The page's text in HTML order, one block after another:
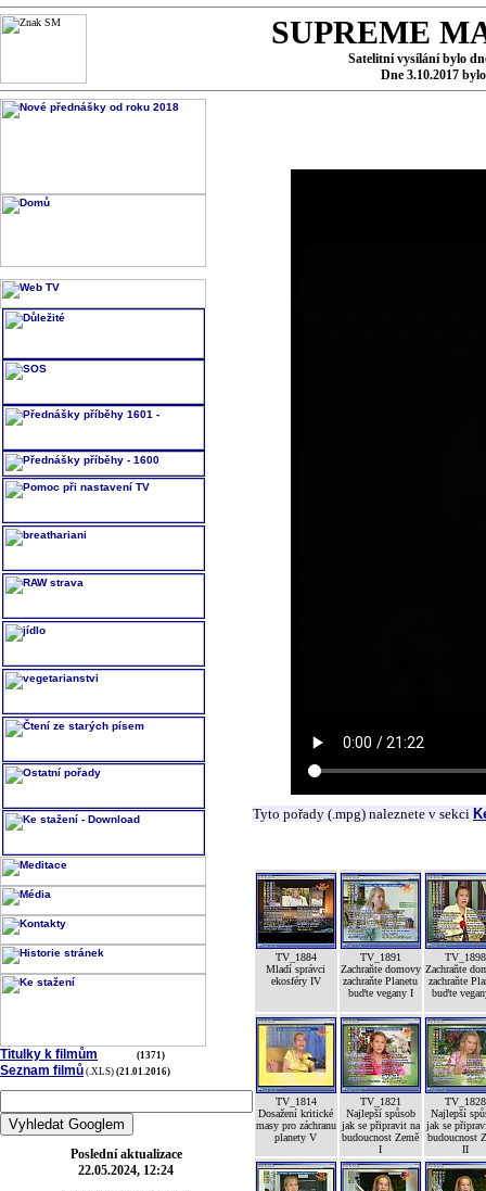
SUPREME
Satelitní vysílání bylo
Dne 3.10.2017
Titulky k filmům (1371)
Seznam filmů (.XLS) (21.01.2016)
Poslední aktualizace
22.05.2024, 12:24
Tyto pořady (.mpg) naleznete v sekci
TV_1884
Mladí správci
ekosféry IV
TV_1891
Zachraňte domovy
zachraňte Planetu
buďte vegany I
TV_1898
Zachraňte
zachraňte
buďte
TV_1814
Dosažení kritické
masy pro záchranu
planety V
TV_1821
Najlepší spůsob
jak se připravit na
budoucnost Země
I
TV_1828
Najlepší
jak se
budoucnost
II